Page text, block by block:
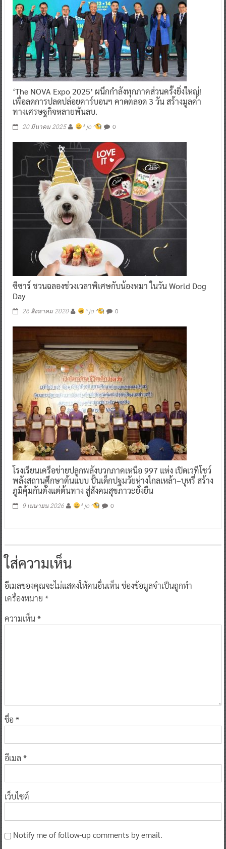
‘The NOVA Expo 2025’ ผนึกกำลังทุกภาคส่วนครั้งยิ่งใหญ่!
เพื่อลดการปลดปล่อยคาร์บอนฯ คาดตลอด 3 วัน สร้างมูลค่า
ทางเศรษฐกิจหลายพันลบ.
20 มีนาคม 2025 ^ jo ^ 0
ซีซาร์ ชวนฉลองช่วงเวลาพิเศษกับน้องหมา ในวัน World Dog
Day
26 สิงหาคม 2020 ^ jo ^ 0
โรงเรียนเครือข่ายปลูกพลังบวกภาคเหนือ 997 แห่ง เปิดเวทีโชว์
พลังสถานศึกษาต้นแบบ ปั้นเด็กปฐมวัยห่างไกลเหล้า–บุหรี่ สร้าง
ภูมิคุ้มกันตั้งแต่ต้นทาง สู่สังคมสุขภาวะยั่งยืน
9 เมษายน 2026 ^ jo ^ 0
ใส่ความเห็น
อีเมลของคุณจะไม่แสดงให้คนอื่นเห็นช่องข้อมูลจำเป็นถูกทำ
เครื่องหมาย *
ความเห็น*
ชื่อ *
อีเมล *
เว็บไซต์
Notify me of follow-up comments by email.